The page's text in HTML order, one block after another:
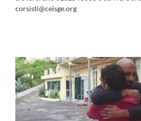
corsisti@ceisge.org